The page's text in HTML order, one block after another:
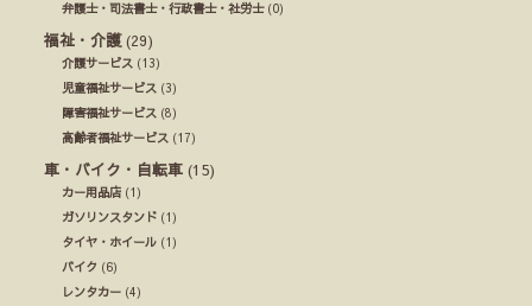
弁護士・司法書士・行政書士・社労士(0)
福祉・介護(29)
介護サービス (13)
児童福祉サービス (3)
障害福祉サービス (8)
高齢者福祉サービス (17)
車・バイク・自転車 (15)
カー用品店 (1)
ガソリンスタンド (1)
タイヤ・ホイール (1)
バイク (6)
レンタカー (4)